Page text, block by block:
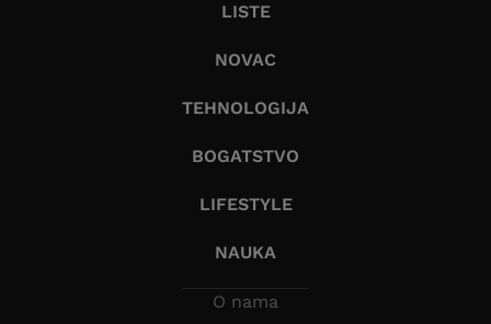
LISTE
NOVAC
TEHNOLOGIJA
BOGATSTVO
LIFESTYLE
NAUKA
O nama